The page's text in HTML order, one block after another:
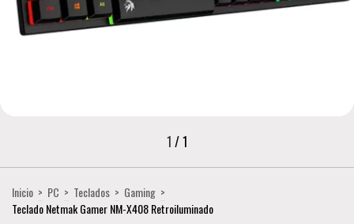
1 /1
Inicio > PC > Teclados > Gaming >
Teclado Netmak Gamer NM-X408 Retroiluminado